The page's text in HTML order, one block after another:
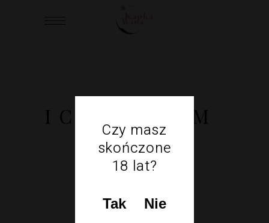
Czy masz
skończone
18 lat?
Tak Nie
ICE DREAM